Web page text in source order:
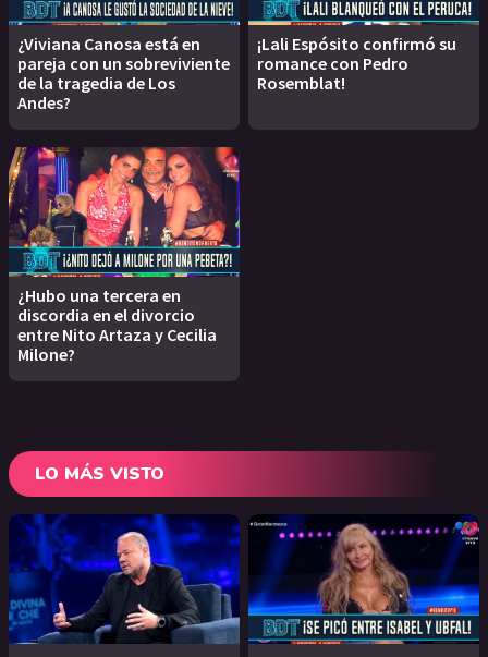
¿Viviana Canosa está en
pareja con un sobreviviente
de la tragedia de Los
Andes?
¡Lali Espósito confirmó su
romance con Pedro
Rosemblat!
¿Hubo una tercera en
discordia en el divorcio
entre Nito Artaza y Cecilia
Milone?
LO MÁS VISTO